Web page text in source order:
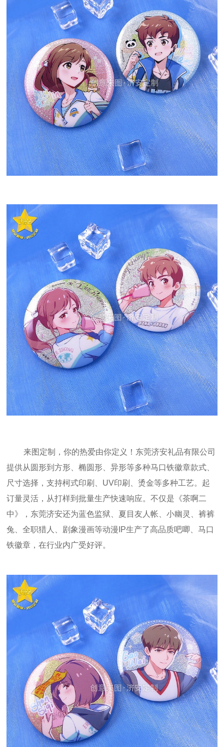
来图定制，你的热爱由你定义！东莞济安礼品有限公司
提供从圆形到方形、椭圆形、异形等多种马口铁徽章款式、
尺寸选择，支持柯式印刷、UV印刷、烫金等多种工艺。起
订量灵活，从打样到批量生产快速响应。不仅是《茶啊二
中》，东莞济安还为蓝色监狱、夏目友人帐、小幽灵、裤裤
兔、全职猎人、剧象漫画等动漫IP生产了高品质吧唧、马口
铁徽章，在行业内广受好评。